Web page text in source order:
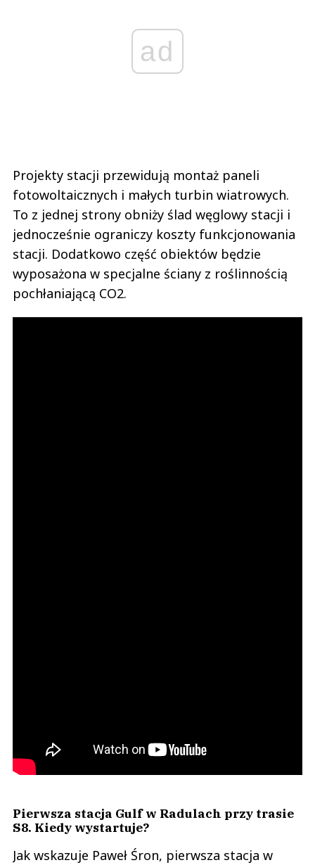
ad
Projekty stacji przewidują montaż paneli
fotowoltaicznych i małych turbin wiatrowych.
To z jednej strony obniży ślad węglowy stacji i
jednocześnie ograniczy koszty funkcjonowania
stacji. Dodatkowo część obiektów będzie
wyposażona w specjalne ściany z roślinnością
pochłaniającą CO2.
Pierwsza stacja Gulf w Radulach przy trasie
S8. Kiedy wystartuje?
Jak wskazuje Paweł Śron, pierwsza stacja w